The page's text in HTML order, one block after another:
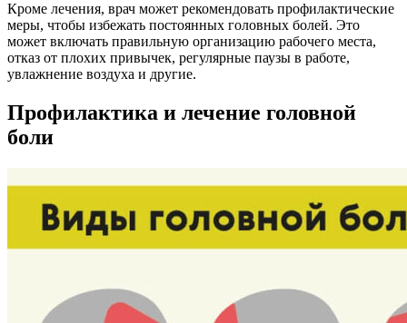
Кроме лечения, врач может рекомендовать профилактические
меры, чтобы избежать постоянных головных болей. Это
может включать правильную организацию рабочего места,
отказ от плохих привычек, регулярные паузы в работе,
увлажнение воздуха и другие.
Профилактика и лечение головной
боли